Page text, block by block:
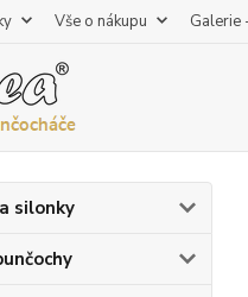
Vše o nákupu Galerie
silonky